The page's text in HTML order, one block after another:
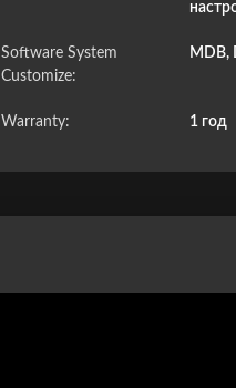
Software System
Customize:
MDB,
Warranty: 1 год